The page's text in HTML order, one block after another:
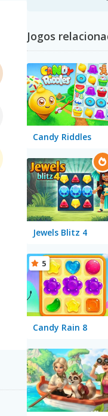
Jogos
Candy Riddles
Jewels Blitz 4
Candy Rain 8
5